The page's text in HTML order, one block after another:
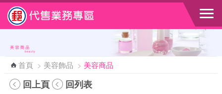
跳到主要內容區塊
首頁 > 美容飾品 > 美容商品
回上頁 回列表